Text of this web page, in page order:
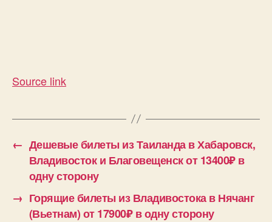
Source link
← Дешевые билеты из Таиланда в Хабаровск,
Владивосток и Благовещенск от 13400₽ в
одну сторону
→ Горящие билеты из Владивостока в Нячанг
(Вьетнам) от 17900₽ в одну сторону